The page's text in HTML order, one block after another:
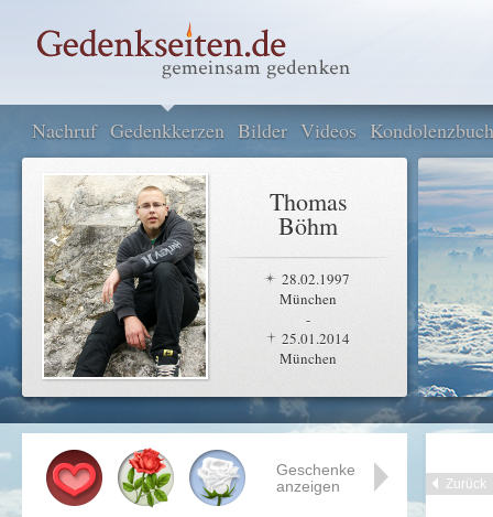
Nachruf Gedenkkerzen Bilder Videos Kondolenzbuch
Thomas
Böhm
28.02.1997
München
-
25.01.2014
München
Zurück
Geschenke
anzeigen